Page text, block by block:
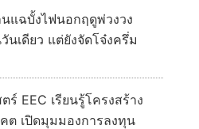
แฉบั้งไฟนอกฤดูพ่วงวง
เดียว แต่ยังจัดโจ๋งครึ่ม
ร์ EEC เรียนรู้โครงสร้าง
ต เปิดมุมมองการลงทุน